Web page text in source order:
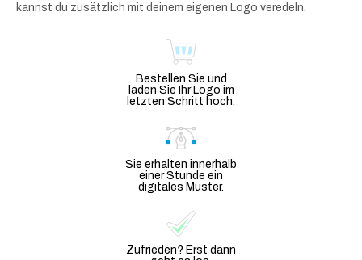
kannst du zusätzlich mit deinem eigenen Logo veredeln.
Bestellen Sie und
laden Sie Ihr Logo im
letzten Schritt hoch.
Sie erhalten innerhalb
einer Stunde ein
digitales Muster.
Zufrieden? Erst dann